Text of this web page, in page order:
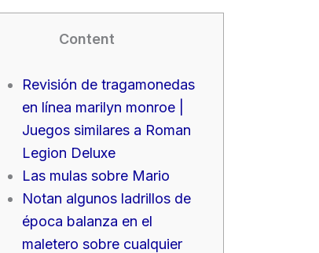
Content
Revisión de tragamonedas
en línea marilyn monroe |
Juegos similares a Roman
Legion Deluxe
Las mulas sobre Mario
Notan algunos ladrillos de
época balanza en el
maletero sobre cualquier